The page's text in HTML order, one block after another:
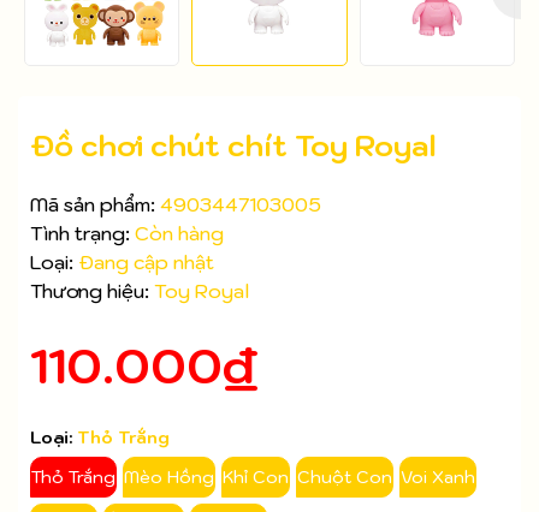
Đồ chơi chút chít Toy Royal
Mã sản phẩm: 4903447103005
Tình trạng: Còn hàng
Loại: Đang cập nhật
Thương hiệu: Toy Royal
110.000₫
Loại: Thỏ Trắng
Thỏ Trắng Mèo Hồng Khỉ Con Chuột Con Voi Xanh
Mã giảm giá: